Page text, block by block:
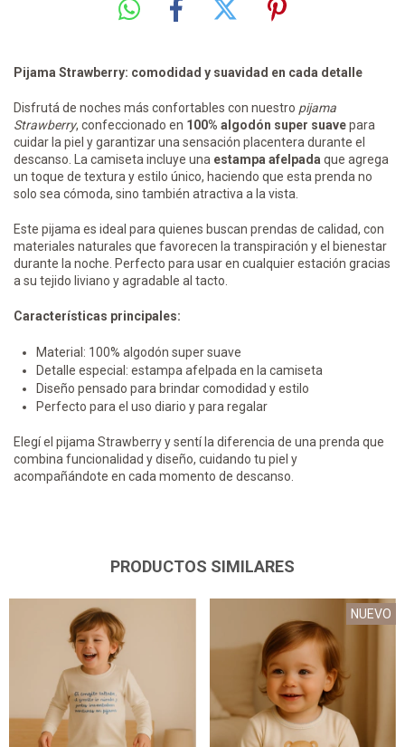
Pijama Strawberry: comodidad y suavidad en cada detalle
Disfrutá de noches más confortables con nuestro pijama
Strawberry, confeccionado en 100% algodón super suavepara
cuidar la piel y garantizar una sensación placentera durante el
descanso. La camiseta incluye una estampa afelpada que agrega
un toque de textura y estilo único, haciendo que esta prenda no
solo sea cómoda, sino también atractiva a la vista.
Este pijama es ideal para quienes buscan prendas de calidad, con
materiales naturales que favorecen la transpiración y el bienestar
durante la noche. Perfecto para usar en cualquier estación gracias
a su tejido liviano y agradable al tacto.
Características principales:
Material: 100% algodón super suave
Detalle especial: estampa afelpada en la camiseta
Diseño pensado para brindar comodidad y estilo
Perfecto para el uso diario y para regalar
Elegí el pijama Strawberry y sentí la diferencia de una prenda que
combina funcionalidad y diseño, cuidando tu piel y
acompañándote en cada momento de descanso.
PRODUCTOS SIMILARES
NUEVO